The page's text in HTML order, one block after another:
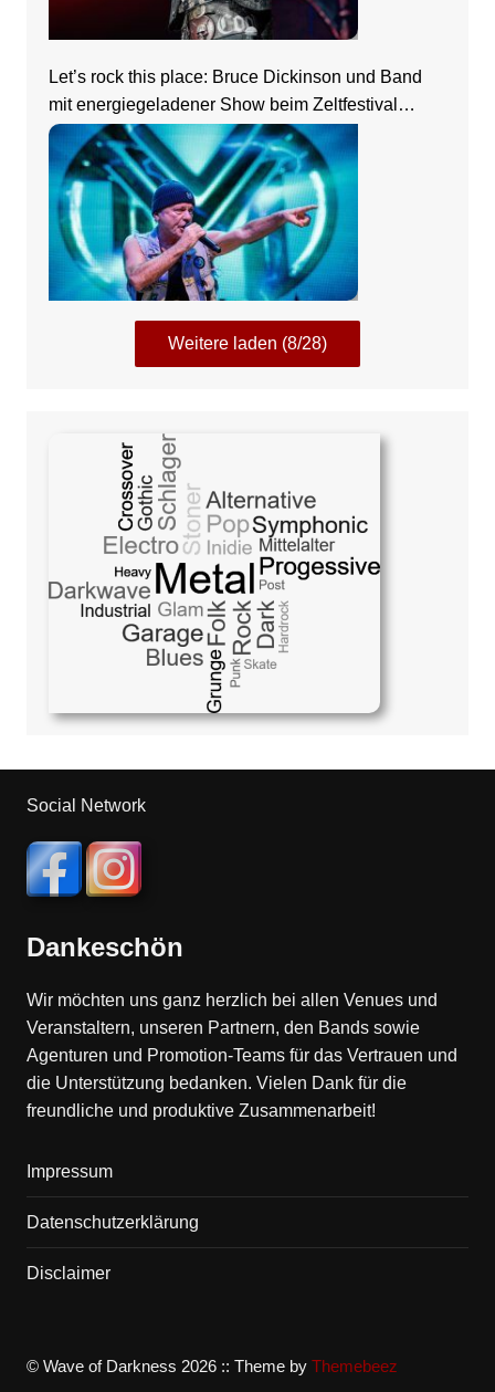
Let’s rock this place: Bruce Dickinson und Band
mit energiegeladener Show beim Zeltfestival
Rhein-Neckar
Weitere laden (8/28)
Social Network
Dankeschön
Wir möchten uns ganz herzlich bei allen Venues und
Veranstaltern, unseren Partnern, den Bands sowie
Agenturen und Promotion-Teams für das Vertrauen und
die Unterstützung bedanken. Vielen Dank für die
freundliche und produktive Zusammenarbeit!
Impressum
Datenschutzerklärung
Disclaimer
© Wave of Darkness 2026 :: Theme by Themebeez